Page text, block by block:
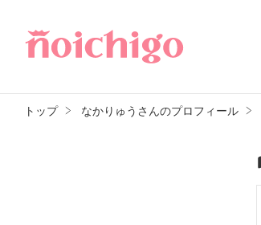
トップ なかりゅうさんのプロフィール